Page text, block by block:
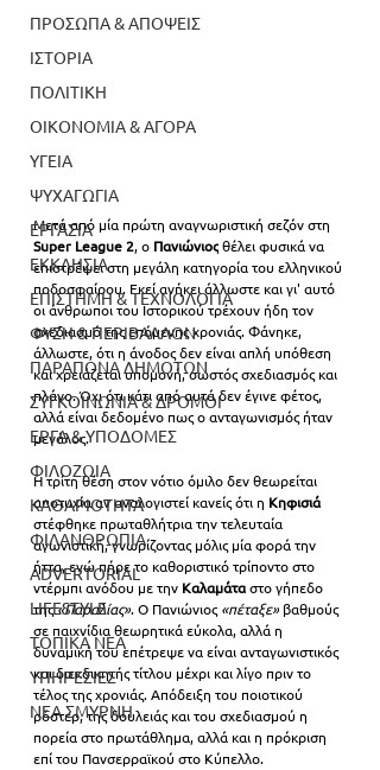
ΠΡΟΣΩΠΑ & ΑΠΟΨΕΙΣ
ΙΣΤΟΡΙΑ
ΠΟΛΙΤΙΚΗ
ΟΙΚΟΝΟΜΙΑ & ΑΓΟΡΑ
ΥΓΕΙΑ
ΨΥΧΑΓΩΓΙΑ
ΕΡΓΑΣΙΑ
ΕΚΚΛΗΣΙΑ
ΕΠΙΣΤΗΜΗ & ΤΕΧΝΟΛΟΓΙΑ
ΦΥΣΗ & ΠΕΡΙΒΑΛΛΟΝ
ΠΑΡΑΠΟΝΑ ΔΗΜΟΤΩΝ
ΣΥΓΚΟΙΝΩΝΙΑ & ΔΡΟΜΟΙ
ΕΡΓΑ & ΥΠΟΔΟΜΕΣ
ΦΙΛΟΖΩΙΑ
ΚΑΘΑΡΙΟΤΗΤΑ
ΦΙΛΑΝΘΡΩΠΙΑ
ADVERTORIAL
LIFESTYLE
ΤΟΠΙΚΑ ΝΕΑ
ΥΠΗΡΕΣΙΕΣ
ΝΕΑ ΣΜΥΡΝΗ
Μετά από μία πρώτη αναγνωριστική σεζόν στη
Super League 2, ο Πανιώνιος θέλει φυσικά να
επιστρέψει στη μεγάλη κατηγορία του ελληνικού
ποδοσφαίρου. Εκεί ανήκει άλλωστε και γι' αυτό
οι άνθρωποι του Ιστορικού τρέχουν ήδη τον
σχεδιασμό της επόμενης χρονιάς. Φάνηκε,
άλλωστε, ότι η άνοδος δεν είναι απλή υπόθεση
και χρειάζεται υπομονή, σωστός σχεδιασμός και
πλάνο. Όχι ότι κάτι από αυτά δεν έγινε φέτος,
αλλά είναι δεδομένο πως ο ανταγωνισμός ήταν
μεγάλος.
Η τρίτη θέση στον νότιο όμιλο δεν θεωρείται
αποτυχία αν αναλογιστεί κανείς ότι η Κηφισιά
στέφθηκε πρωταθλήτρια την τελευταία
αγωνιστική, γνωρίζοντας μόλις μία φορά την
ήττα, ενώ πήρε το καθοριστικό τρίποντο στο
ντέρμπι ανόδου με την Καλαμάτα στο γήπεδο
της «Παραλίας». Ο Πανιώνιος «πέταξε» βαθμούς
σε παιχνίδια θεωρητικά εύκολα, αλλά η
δυναμική του επέτρεψε να είναι ανταγωνιστικός
και διεκδικητής τίτλου μέχρι και λίγο πριν το
τέλος της χρονιάς. Απόδειξη του ποιοτικού
ρόστερ, της δουλειάς και του σχεδιασμού η
πορεία στο πρωτάθλημα, αλλά και η πρόκριση
επί του Πανσερραϊκού στο Κύπελλο.